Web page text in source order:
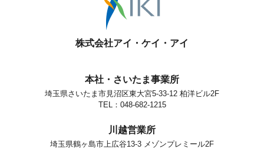
株式会社アイ・ケイ・アイ
本社・さいたま事業所
埼玉県さいたま市見沼区東大宮5-33-12 柏洋ビル2F
TEL：048-682-1215
川越営業所
埼玉県鶴ヶ島市上広谷13-3 メゾンプレミール2F